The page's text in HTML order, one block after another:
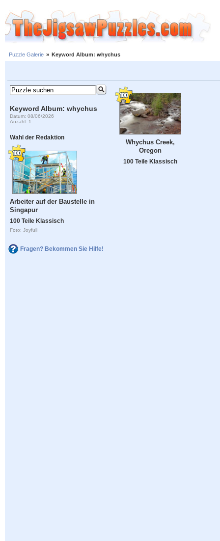
Puzzle Galerie » Keyword Album: whychus
Keyword Album: whychus
Datum: 08/06/2026
Anzahl: 1
Wahl der Redaktion
Arbeiter auf der Baustelle in
Singapur
100 Teile Klassisch
Foto: Joyfull
Fragen? Bekommen Sie Hilfe!
Whychus Creek,
Oregon
100 Teile Klassisch